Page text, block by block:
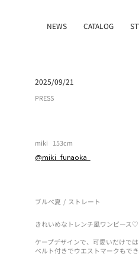
NEWS CATALOG
2025/09/21
PRESS
miki 153cm
@miki_funaoka_
ブルべ夏 / ストレート
きれいめなトレンチ風ワンピース♡
ケープデザインで、可愛いだけで
ベルト付きでウエストマークもで